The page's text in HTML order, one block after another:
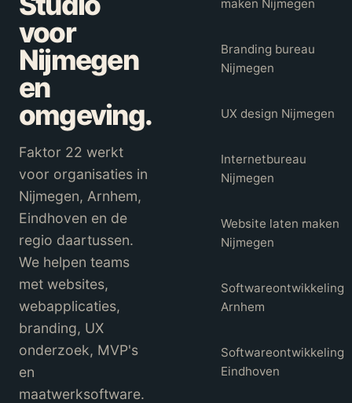
voor
Nijmegen
en
omgeving.
Faktor 22 werkt
voor organisaties in
Nijmegen, Arnhem,
Eindhoven en de
regio daartussen.
We helpen teams
met websites,
webapplicaties,
branding, UX
onderzoek, MVP's
en
maatwerksoftware.
maken Nijmegen
Branding bureau
Nijmegen
UX design Nijmegen
Internetbureau
Nijmegen
Website laten maken
Nijmegen
Softwareontwikkeling
Arnhem
Softwareontwikkeling
Eindhoven